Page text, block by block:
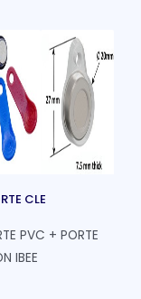
CLE
PVC + PORTE
IBEE